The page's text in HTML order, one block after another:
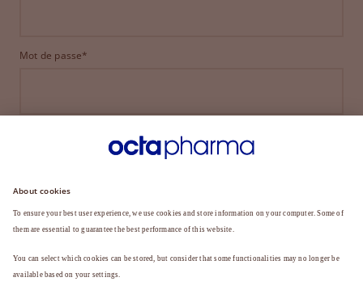
Mot de passe*
CONNEXION
MOT DE PASSE OUBLIÉ ?
Vous n'êtes pas encore membre ?